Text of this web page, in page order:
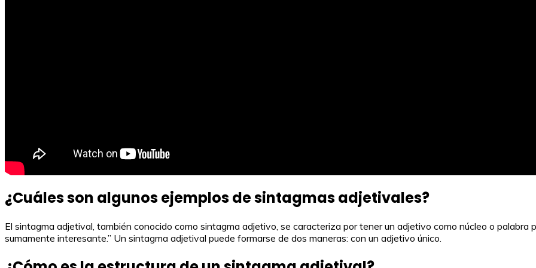
¿Cuáles son algunos ejemplos de sintagmas adjetivales?
El sintagma adjetival, también conocido como sintagma adjetivo, se caracteriza por tener un adjetivo como núcleo o palabra
sumamente interesante.” Un sintagma adjetival puede formarse de dos maneras: con un adjetivo único.